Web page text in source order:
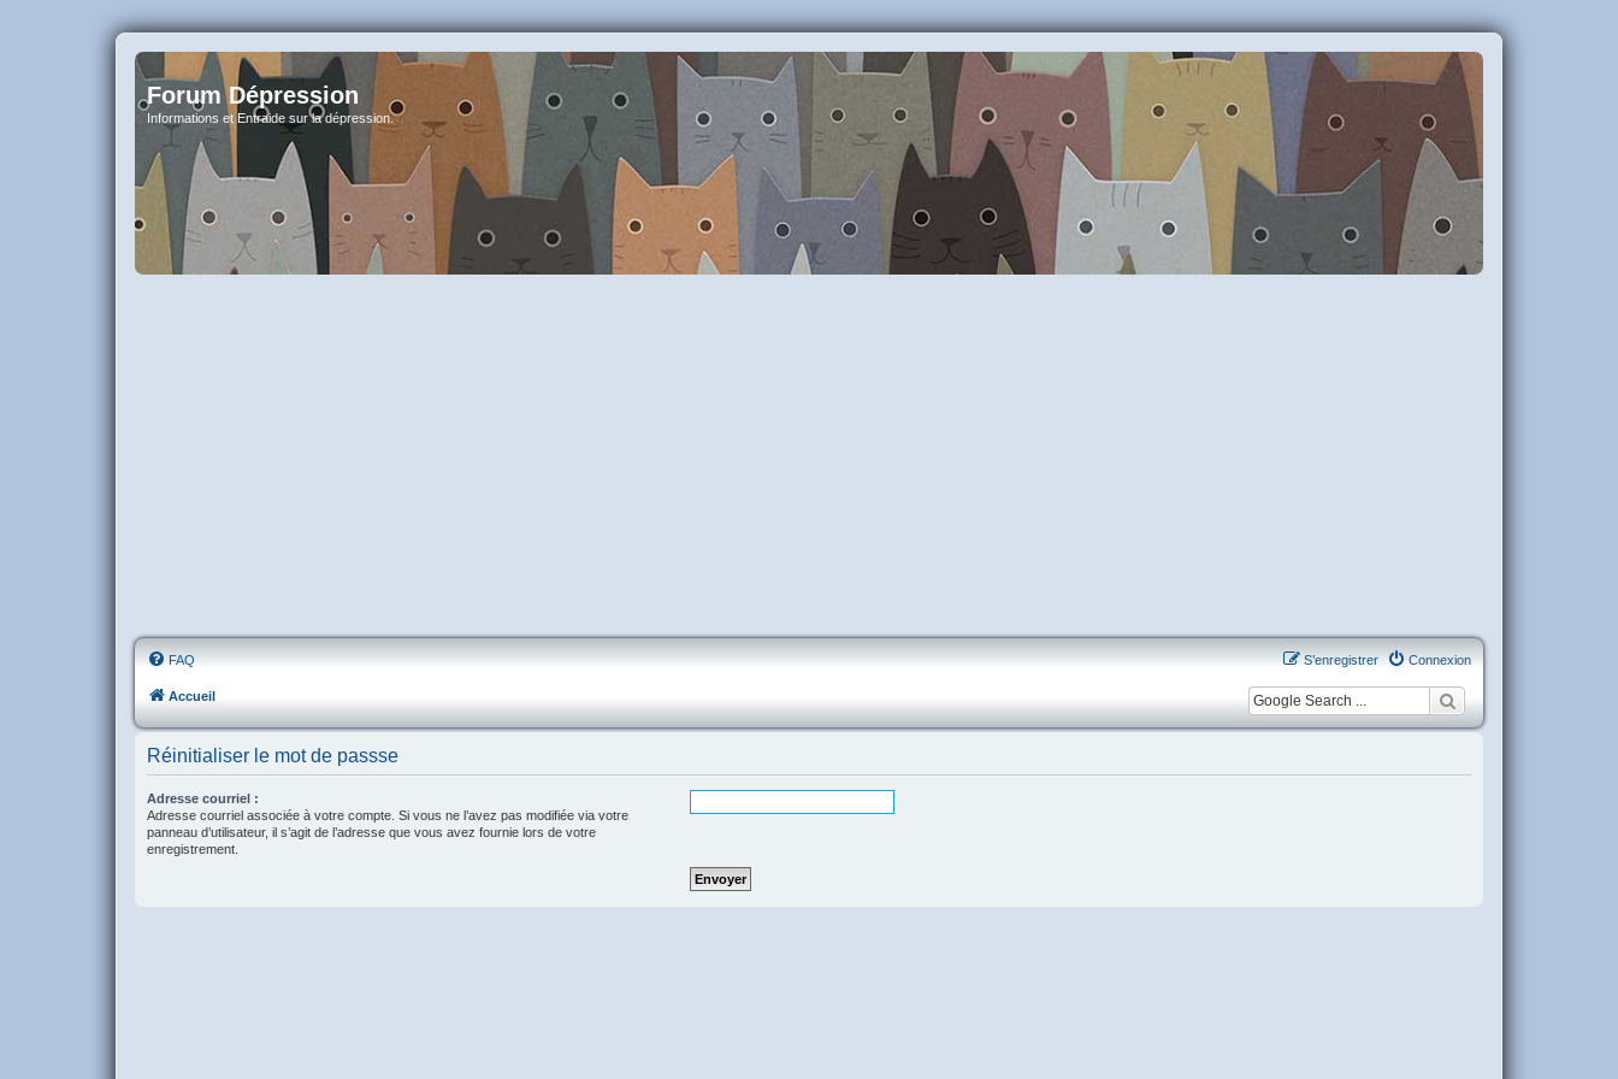
Forum Dépression
Informations et Entraide sur la dépression.
FAQ Connexion
S’enregistrer
Accueil
Réinitialiser le mot de passse
Adresse courriel :
Adresse courriel associée à votre compte. Si vous ne l’avez pas modifiée via votre
panneau d’utilisateur, il s’agit de l’adresse que vous avez fournie lors de votre
enregistrement.